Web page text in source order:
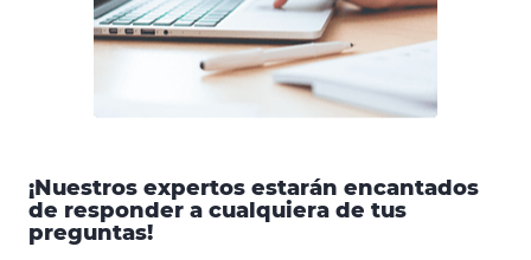
¡Nuestros expertos estarán encantados
de responder a cualquiera de tus
preguntas!